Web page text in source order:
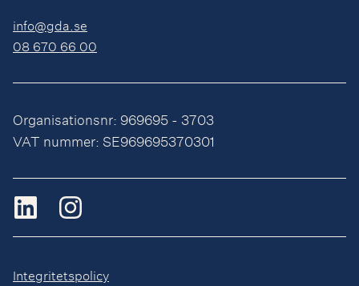
info@gda.se
08 670 66 00
Organisationsnr: 969695 - 3703
VAT nummer: SE969695370301
Integritetspolicy